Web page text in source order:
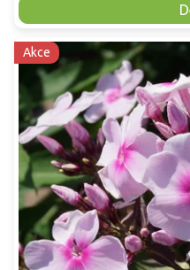
Akce